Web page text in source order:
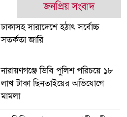
জনপ্রিয় সংবাদ
ঢাকাসহ সারাদেশে হঠাৎ সর্বোচ্চ
সতর্কতা জা‌রি
নারায়ণগঞ্জে ডিবি পুলিশ পরিচয়ে ১৮
লাখ টাকা ছিনতাইয়ের অভিযোগে
মামলা